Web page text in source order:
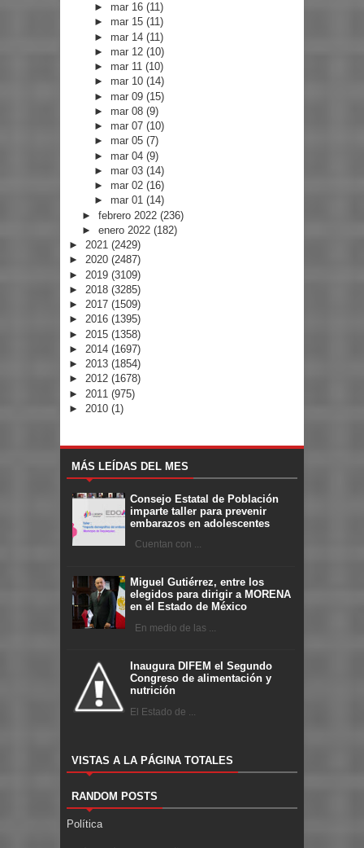
► mar 16(11)
► mar 15(11)
► mar 14(11)
► mar 12(10)
► mar 11(10)
► mar 10(14)
► mar 09(15)
► mar 08(9)
► mar 07(10)
► mar 05(7)
► mar 04(9)
► mar 03(14)
► mar 02(16)
► mar 01(14)
► febrero 2022 (236)
► enero 2022 (182)
► 2021 (2429)
► 2020 (2487)
► 2019 (3109)
► 2018 (3285)
► 2017 (1509)
► 2016 (1395)
► 2015 (1358)
► 2014 (1697)
► 2013 (1854)
► 2012 (1678)
► 2011 (975)
► 2010 (1)
MÁS LEÍDAS DEL MES
Consejo Estatal de Población
imparte taller para prevenir
embarazos en adolescentes
Cuentan con ...
Miguel Gutiérrez, entre los
elegidos para dirigir a MORENA
en el Estado de México
En medio de las ...
Inaugura DIFEM el Segundo
Congreso de alimentación y
nutrición
El Estado de ...
VISTAS A LA PÁGINA TOTALES
RANDOM POSTS
Política